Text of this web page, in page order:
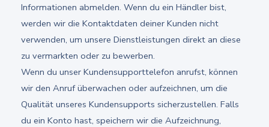
Informationen abmelden. Wenn du ein Händler bist,
werden wir die Kontaktdaten deiner Kunden nicht
verwenden, um unsere Dienstleistungen direkt an diese
zu vermarkten oder zu bewerben.
Wenn du unser Kundensupporttelefon anrufst, können
wir den Anruf überwachen oder aufzeichnen, um die
Qualität unseres Kundensupports sicherzustellen. Falls
du ein Konto hast, speichern wir die Aufzeichnung,